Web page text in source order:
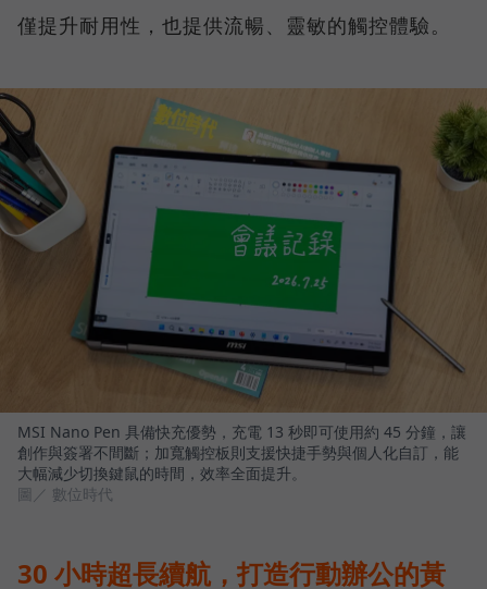
僅提升耐用性，也提供流暢、靈敏的觸控體驗。
MSI Nano Pen 具備快充優勢，充電 13 秒即可使用約 45 分鐘，讓
創作與簽署不間斷；加寬觸控板則支援快捷手勢與個人化自訂，能
大幅減少切換鍵鼠的時間，效率全面提升。
圖／ 數位時代
30 小時超長續航，打造行動辦公的黃